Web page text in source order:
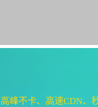
峰不卡、高速CDN、